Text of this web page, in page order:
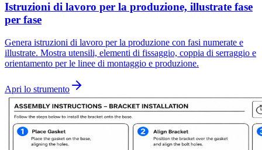
Istruzioni di lavoro per la produzione, illustrate fase
per fase
Genera istruzioni di lavoro per la produzione con fasi numerate e
illustrate. Mostra utensili, elementi di fissaggio, coppia di serraggio e
orientamento per le linee di montaggio e produzione.
Apri lo strumento